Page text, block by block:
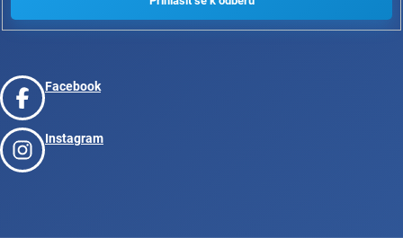
Facebook
Instagram